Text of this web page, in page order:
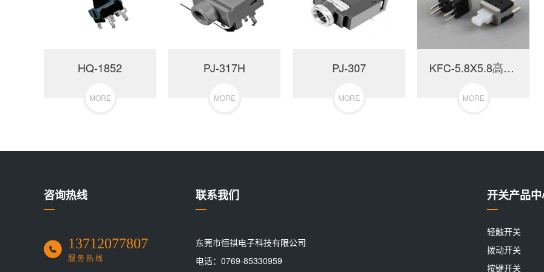
HQ-1852
MORE
PJ-317H
MORE
PJ-307
MORE
KFC-5.8X5.8高头四脚
MORE
咨询热线
13712077807
服务热线
联系我们
东莞市恒祺电子科技有限公司
电话：0769-85330959
开关产品
轻触开关
拨动开关
按键开关